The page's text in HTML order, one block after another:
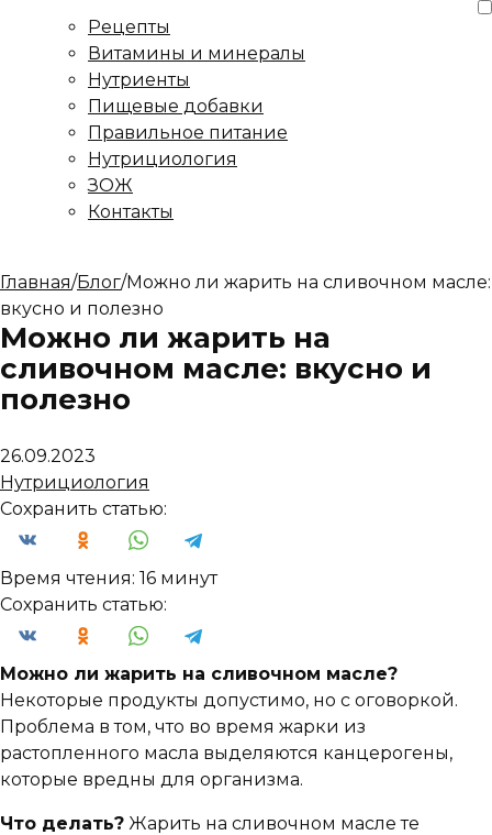
Рецепты
Витамины и минералы
Нутриенты
Пищевые добавки
Правильное питание
Нутрициология
ЗОЖ
Контакты
Главная/Блог/Можно ли жарить на сливочном масле:
вкусно и полезно
Можно ли жарить на
сливочном масле: вкусно и
полезно
26.09.2023
Нутрициология
Сохранить статью:
Время чтения: 16 минут
Сохранить статью:
Можно ли жарить на сливочном масле?
Некоторые продукты допустимо, но с оговоркой.
Проблема в том, что во время жарки из
растопленного масла выделяются канцерогены,
которые вредны для организма.
Что делать? Жарить на сливочном масле те